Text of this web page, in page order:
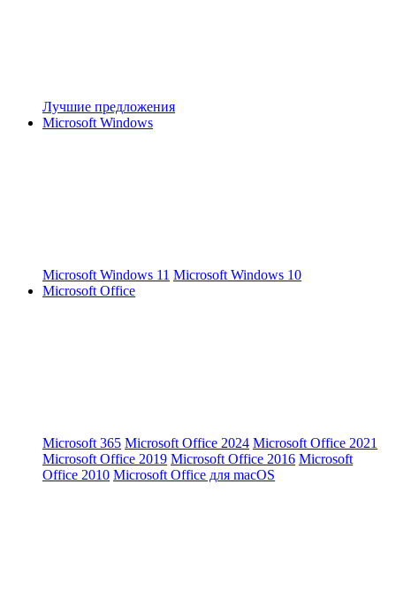
Лучшие предложения
Microsoft Windows
Microsoft Windows 11 Microsoft Windows 10
Microsoft Office
Microsoft 365 Microsoft Office 2024 Microsoft Office 2021
Microsoft Office 2019 Microsoft Office 2016 Microsoft
Office 2010 Microsoft Office для macOS